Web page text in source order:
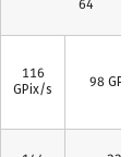
64
116
GPix/s
98